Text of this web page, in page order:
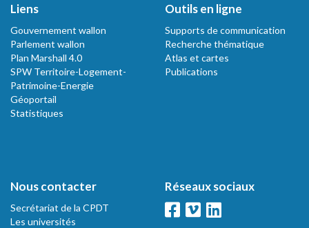
Liens
Gouvernement wallon
Parlement wallon
Plan Marshall 4.0
SPW Territoire-Logement-
Patrimoine-Energie
Géoportail
Statistiques
Outils en ligne
Supports de communication
Recherche thématique
Atlas et cartes
Publications
Nous contacter
Secrétariat de la CPDT
Les universités
Réseaux sociaux